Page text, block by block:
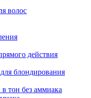
волос
действия
блондирования
тон без аммиака